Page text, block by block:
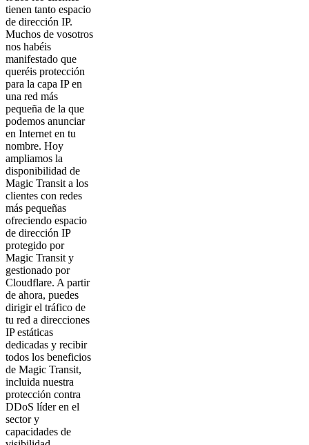
tienen tanto espacio
de dirección IP.
Muchos de vosotros
nos habéis
manifestado que
queréis protección
para la capa IP en
una red más
pequeña de la que
podemos anunciar
en Internet en tu
nombre. Hoy
ampliamos la
disponibilidad de
Magic Transit a los
clientes con redes
más pequeñas
ofreciendo espacio
de dirección IP
protegido por
Magic Transit y
gestionado por
Cloudflare. A partir
de ahora, puedes
dirigir el tráfico de
tu red a direcciones
IP estáticas
dedicadas y recibir
todos los beneficios
de Magic Transit,
incluida nuestra
protección contra
DDoS líder en el
sector y
capacidades de